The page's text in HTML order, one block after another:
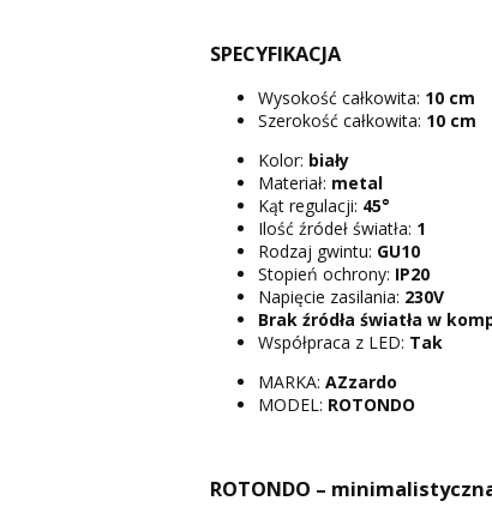
SPECYFIKACJA
Wysokość całkowita: 10 cm
Szerokość całkowita: 10 cm
Kolor: biały
Materiał: metal
Kąt regulacji: 45°
Ilość źródeł światła: 1
Rodzaj gwintu: GU10
Stopień ochrony: IP20
Napięcie zasilania: 230V
Brak źródła światła w
Współpraca z LED: Tak
MARKA: AZzardo
MODEL: ROTONDO
ROTONDO –